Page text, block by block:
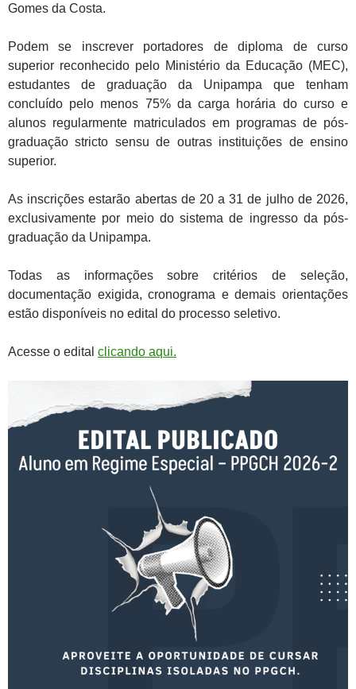
Gomes da Costa.
Podem se inscrever portadores de diploma de curso
superior reconhecido pelo Ministério da Educação (MEC),
estudantes de graduação da Unipampa que tenham
concluído pelo menos 75% da carga horária do curso e
alunos regularmente matriculados em programas de pós-
graduação stricto sensu de outras instituições de ensino
superior.
As inscrições estarão abertas de 20 a 31 de julho de 2026,
exclusivamente por meio do sistema de ingresso da pós-
graduação da Unipampa.
Todas as informações sobre critérios de seleção,
documentação exigida, cronograma e demais orientações
estão disponíveis no edital do processo seletivo.
Acesse o edital clicando aqui.